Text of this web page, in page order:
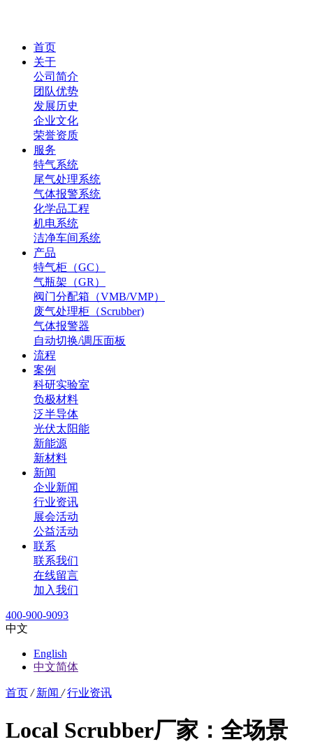
首页
关于
公司简介
团队优势
发展历史
企业文化
荣誉资质
服务
特气系统
尾气处理系统
气体报警系统
化学品工程
机电系统
洁净车间系统
产品
特气柜（GC）
气瓶架（GR）
阀门分配箱（VMB/VMP）
废气处理柜（Scrubber)
气体报警器
自动切换/调压面板
流程
案例
科研实验室
负极材料
泛半导体
光伏太阳能
新能源
新材料
新闻
企业新闻
行业资讯
展会活动
公益活动
联系
联系我们
在线留言
加入我们
400-900-9093
中文
English
中文简体
首页 / 新闻 / 行业资讯
Local Scrubber厂家：全场景